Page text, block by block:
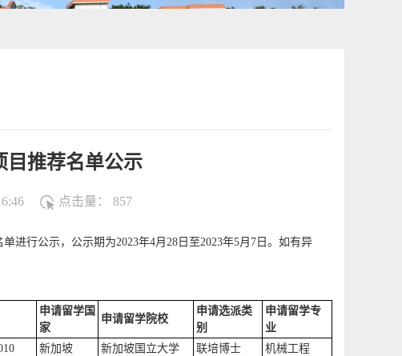
目推荐名单公示
点击量： 857
进行公示，公示期为2023年4月28日至2023年5月7日。如有异
申请留学国
家
申请留学院校
申请选派类
别
申请留学专
业
新加坡 新加坡国立大学 联培博士
机械工程